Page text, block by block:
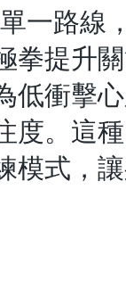
一路線
拳提升
低衝擊
度。這
模式，